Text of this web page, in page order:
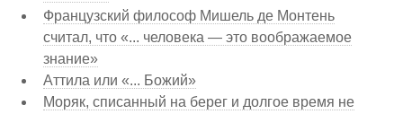
Французский философ Мишель де Монтень
считал, что «... человека — это воображаемое
знание»
Аттила или «... Божий»
Моряк, списанный на берег и долгое время не